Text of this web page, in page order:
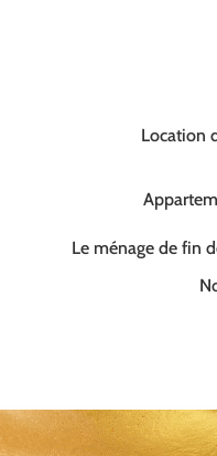
Location
Le ménage de fin